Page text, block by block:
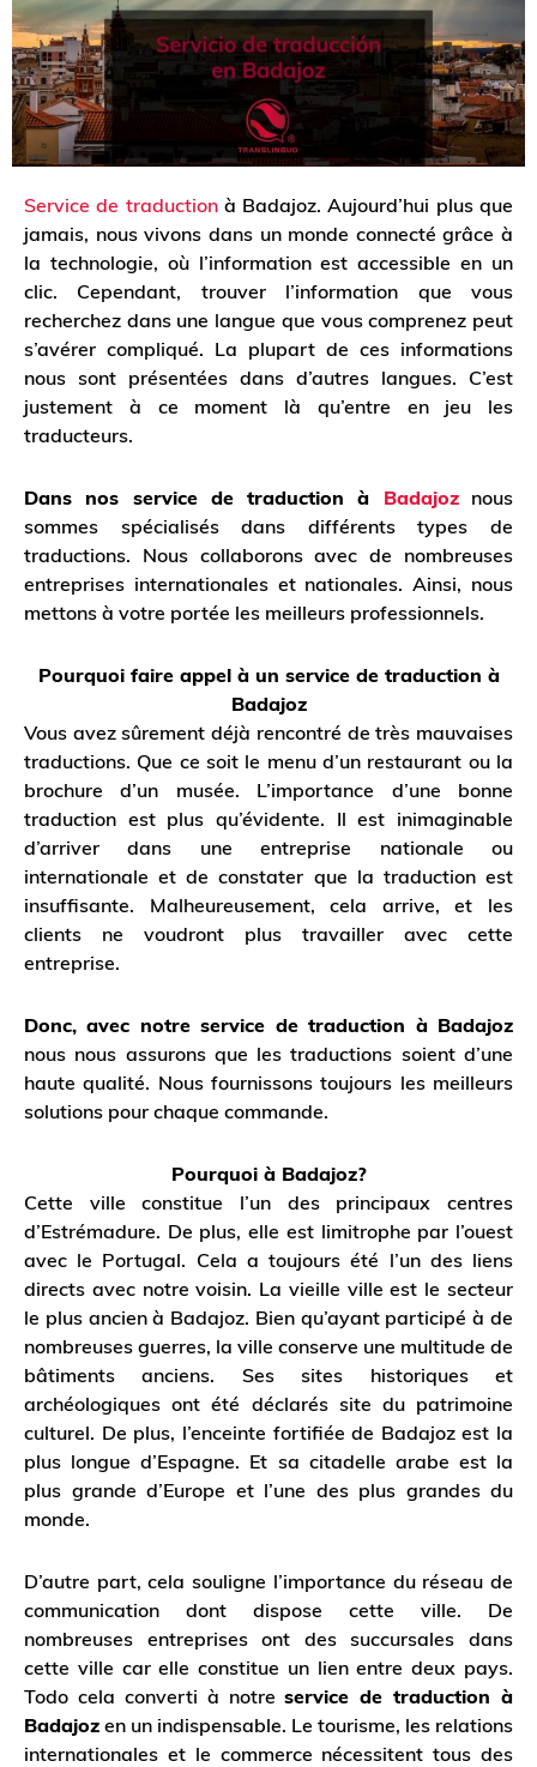
Service de traductionà Badajoz. Aujourd’hui plus que
jamais, nous vivons dans un monde connecté grâce à
la technologie, où l’information est accessible en un
clic. Cependant, trouver l’information que vous
recherchez dans une langue que vous comprenez peut
s’avérer compliqué. La plupart de ces informations
nous sont présentées dans d’autres langues. C’est
justement à ce moment là qu’entre en jeu les
traducteurs.
Dans nos service de traduction à Badajoznous
sommes spécialisés dans différents types de
traductions. Nous collaborons avec de nombreuses
entreprises internationales et nationales. Ainsi, nous
mettons à votre portée les meilleurs professionnels.
Pourquoi faire appel à un service de traduction à
Badajoz
Vous avez sûrement déjà rencontré de très mauvaises
traductions. Que ce soit le menu d’un restaurant ou la
brochure d’un musée. L’importance d’une bonne
traduction est plus qu’évidente. Il est inimaginable
d’arriver dans une entreprise nationale ou
internationale et de constater que la traduction est
insuffisante. Malheureusement, cela arrive, et les
clients ne voudront plus travailler avec cette
entreprise.
Donc, avec notre service de traduction à Badajoz
nous nous assurons que les traductions soient d’une
haute qualité. Nous fournissons toujours les meilleurs
solutions pour chaque commande.
Pourquoi à Badajoz?
Cette ville constitue l’un des principaux centres
d’Estrémadure. De plus, elle est limitrophe par l’ouest
avec le Portugal. Cela a toujours été l’un des liens
directs avec notre voisin. La vieille ville est le secteur
le plus ancien à Badajoz. Bien qu’ayant participé à de
nombreuses guerres, la ville conserve une multitude de
bâtiments anciens. Ses sites historiques et
archéologiques ont été déclarés site du patrimoine
culturel. De plus, l’enceinte fortifiée de Badajoz est la
plus longue d’Espagne. Et sa citadelle arabe est la
plus grande d’Europe et l’une des plus grandes du
monde.
D’autre part, cela souligne l’importance du réseau de
communication dont dispose cette ville. De
nombreuses entreprises ont des succursales dans
cette ville car elle constitue un lien entre deux pays.
Todo cela converti à notreservice de traduction à
Badajoz en un indispensable. Le tourisme, les relations
internationales et le commerce nécessitent tous des